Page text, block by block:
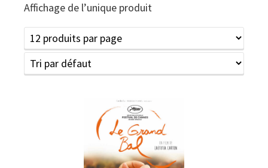
Affichage de l’unique produit